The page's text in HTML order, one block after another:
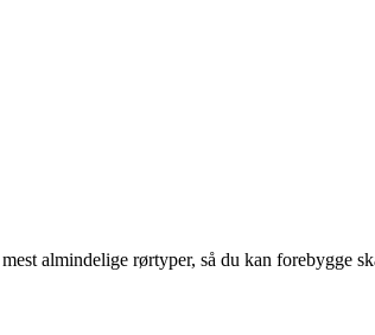
almindelige rørtyper, så du kan forebygge